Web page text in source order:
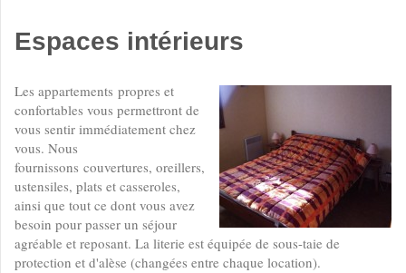
Espaces intérieurs
Les appartements propres et
confortables vous permettront de
vous sentir immédiatement chez
vous. Nous
fournissons couvertures, oreillers,
ustensiles, plats et casseroles,
ainsi que tout ce dont vous avez
besoin pour passer un séjour
agréable et reposant. La literie est équipée de sous-taie de
protection et d'alèse (changées entre chaque location).